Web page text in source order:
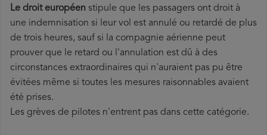
Le droit européen stipule que les passagers ont droit à
une indemnisation si leur vol est annulé ou retardé de plus
de trois heures, sauf si la compagnie aérienne peut
prouver que le retard ou l'annulation est dû à des
circonstances extraordinaires qui n'auraient pas pu être
évitées même si toutes les mesures raisonnables avaient
été prises.
Les grèves de pilotes n'entrent pas dans cette catégorie.